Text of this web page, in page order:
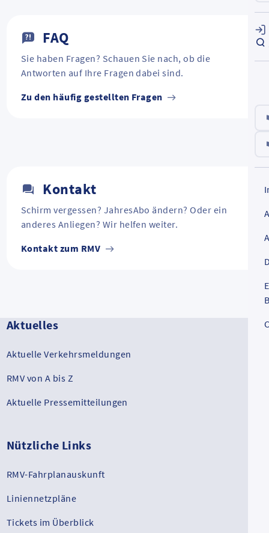
FAQ
Sie haben Fragen? Schauen Sie nach, ob die
Antworten auf Ihre Fragen dabei sind.
Zu den häufig gestellten Fragen
Kontakt
Schirm vergessen? JahresAbo ändern? Oder ein
anderes Anliegen? Wir helfen weiter.
Kontakt zum RMV
Aktuelles
Aktuelle Verkehrsmeldungen
RMV von A bis Z
Aktuelle Pressemitteilungen
Nützliche Links
RMV-Fahrplanauskunft
Liniennetzpläne
Tickets im Überblick